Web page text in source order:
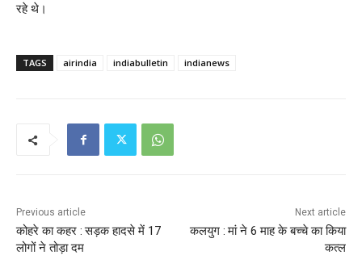
रहे थे।
TAGS airindia indiabulletin indianews
Previous article
कोहरे का कहर : सड़क हादसे में 17
लोगों ने तोड़ा दम
Next article
कलयुग : मां ने 6 माह के बच्चे का किया
कत्ल